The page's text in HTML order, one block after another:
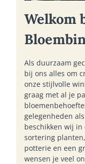
Welkom
Als duurzaam
bij ons alles om
onze stijlvolle
graag met al je
gelegenheden
beschikken wij
sortering
potterie en een
wensen je veel